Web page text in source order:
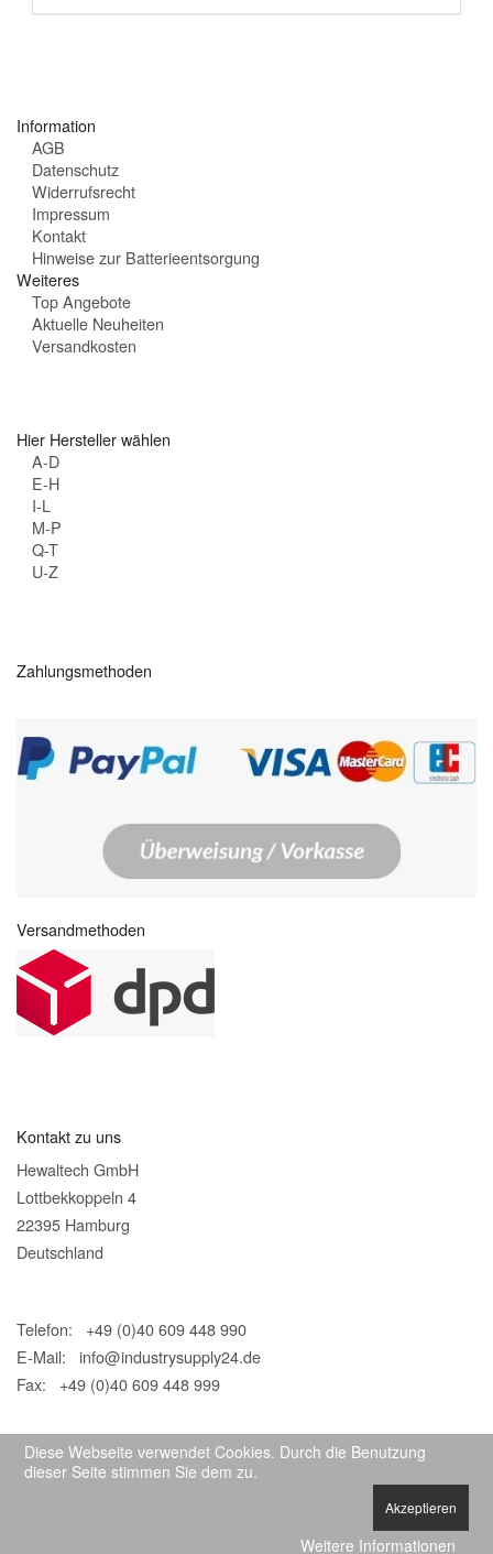
i
Information
AGB
Datenschutz
Widerrufsrecht
Impressum
Kontakt
Hinweise zur Batterieentsorgung
Weiteres
Top Angebote
Aktuelle Neuheiten
Versandkosten
Hier Hersteller wählen
A-D
E-H
I-L
M-P
Q-T
U-Z
Zahlungsmethoden
Versandmethoden
Kontakt zu uns
Hewaltech GmbH
Lottbekkoppeln 4
22395 Hamburg
Deutschland
Telefon: +49 (0)40 609 448 990
E-Mail: info@industrysupply24.de
Fax: +49 (0)40 609 448 999
Diese Webseite verwendet Cookies. Durch die Benutzung
dieser Seite stimmen Sie dem zu.
Akzeptieren
Weitere Informationen